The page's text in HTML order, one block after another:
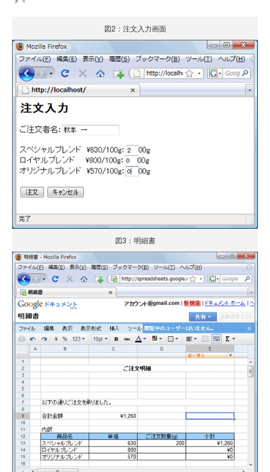
図2：注文入力画面
図3：明細書